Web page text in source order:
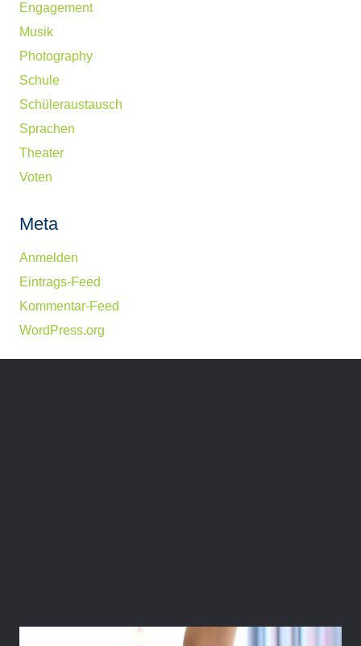
Engagement
Musik
Photography
Schule
Schüleraustausch
Sprachen
Theater
Voten
Meta
Anmelden
Eintrags-Feed
Kommentar-Feed
WordPress.org